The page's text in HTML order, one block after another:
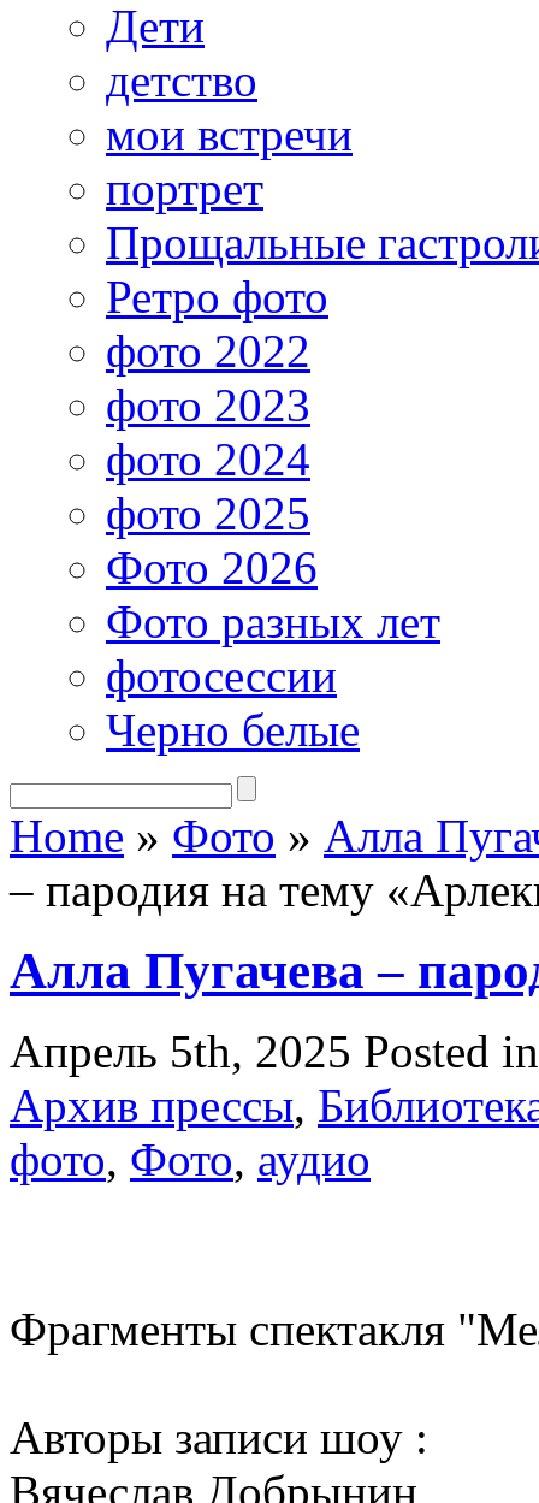
Дети
детство
мои встречи
портрет
Прощальные
Ретро фото
фото 2022
фото 2023
фото 2024
фото 2025
Фото 2026
Фото разных лет
фотосессии
Черно белые
Home » Фото » Алла
– пародия на тему
Алла Пугачева –
Апрель 5th, 2025 Posted
Архив прессы,
фото, Фото, аудио
Фрагменты спектакля
Авторы записи шоу :
Вячеслав Добрынин